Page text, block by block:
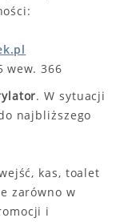
wew. 366
. W sytuacji
najbliższego
kas, toalet
zarówno w
i